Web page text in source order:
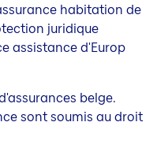
habitation de
juridique
assistance d'Europ
belge.
sont soumis au droit